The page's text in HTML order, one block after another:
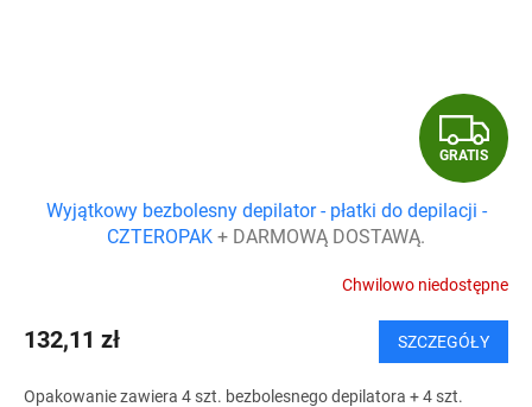
G
R
A
T
I
S
GRATIS
Wyjątkowy bezbolesny depilator - płatki do depilacji -
CZTEROPAK + DARMOWĄ DOSTAWĄ.
Chwilowo niedostępne
132,11 zł SZCZEGÓŁY
Opakowanie zawiera 4 szt. bezbolesnego depilatora + 4 szt.